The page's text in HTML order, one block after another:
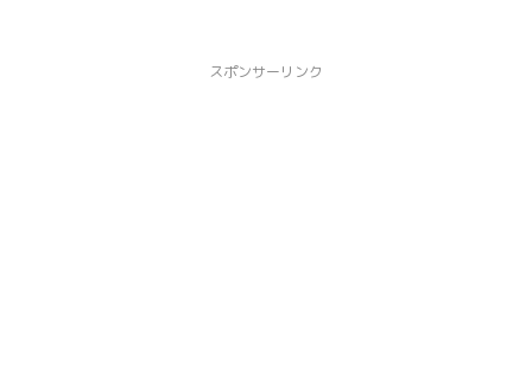
スポンサーリンク